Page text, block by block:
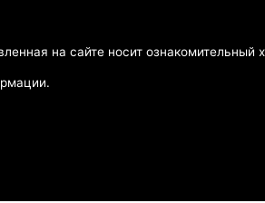
на сайте носит ознакомительный